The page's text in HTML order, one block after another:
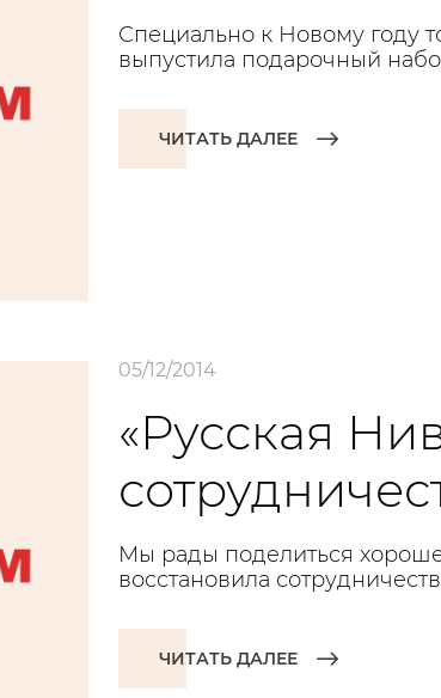
Специально к Новому году
выпустила подарочный
ЧИТАТЬ ДАЛЕЕ
05/12/2014
«Русская
Мы рады поделиться
восстановила
ЧИТАТЬ ДАЛЕЕ